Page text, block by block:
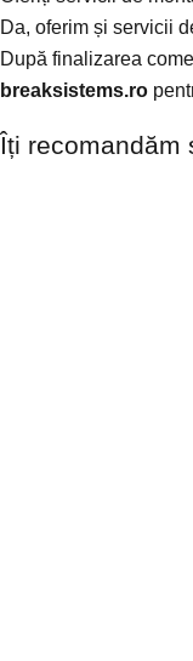
Da, oferim și servicii
După finalizarea
breaksistems.ro
Îți recomandăm